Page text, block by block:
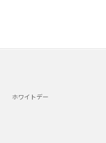
ホワイトデー